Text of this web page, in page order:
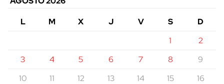
L
M X J V S
D
1
2
3
4 5 6 7 8
9
10
11 12 13 14 15
16